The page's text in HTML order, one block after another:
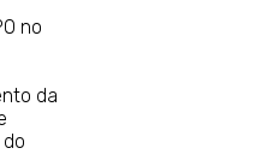
no
da